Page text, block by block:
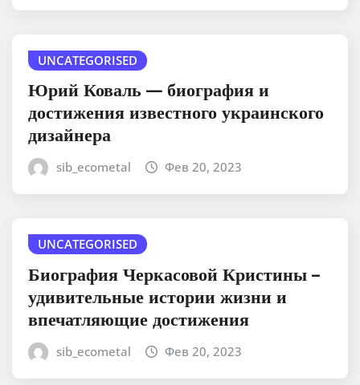
UNCATEGORISED
Юрий Коваль — биография и
достижения известного украинского
дизайнера
sib_ecometal Фев 20, 2023
UNCATEGORISED
Биография Черкасовой Кристины –
удивительные истории жизни и
впечатляющие достижения
sib_ecometal Фев 20, 2023